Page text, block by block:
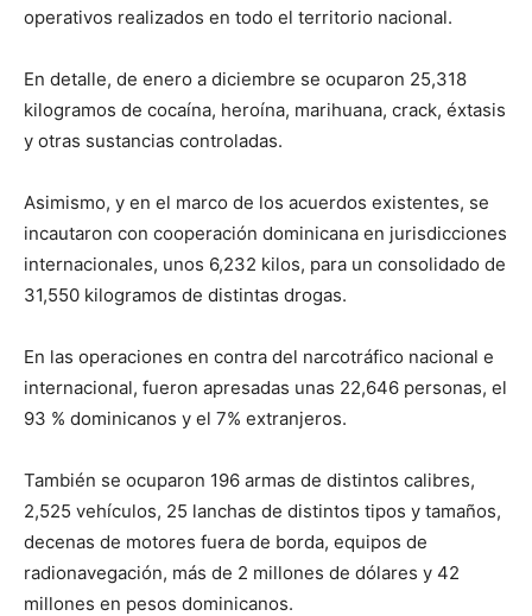
operativos realizados en todo el territorio nacional.
En detalle, de enero a diciembre se ocuparon 25,318
kilogramos de cocaína, heroína, marihuana, crack, éxtasis
y otras sustancias controladas.
Asimismo, y en el marco de los acuerdos existentes, se
incautaron con cooperación dominicana en jurisdicciones
internacionales, unos 6,232 kilos, para un consolidado de
31,550 kilogramos de distintas drogas.
En las operaciones en contra del narcotráfico nacional e
internacional, fueron apresadas unas 22,646 personas, el
93 % dominicanos y el 7% extranjeros.
También se ocuparon 196 armas de distintos calibres,
2,525 vehículos, 25 lanchas de distintos tipos y tamaños,
decenas de motores fuera de borda, equipos de
radionavegación, más de 2 millones de dólares y 42
millones en pesos dominicanos.